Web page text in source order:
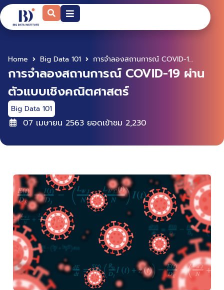
Home Big Data 101 การจำลองสถานการณ์ COVID-19 ผ่านตัวแบบเชิงคณิตศาสตร์
การจำลองสถานการณ์ COVID-19 ผ่าน
ตัวแบบเชิงคณิตศาสตร์
Big Data 101
07 เมษายน 2563 ยอดเข้าชม 2,230